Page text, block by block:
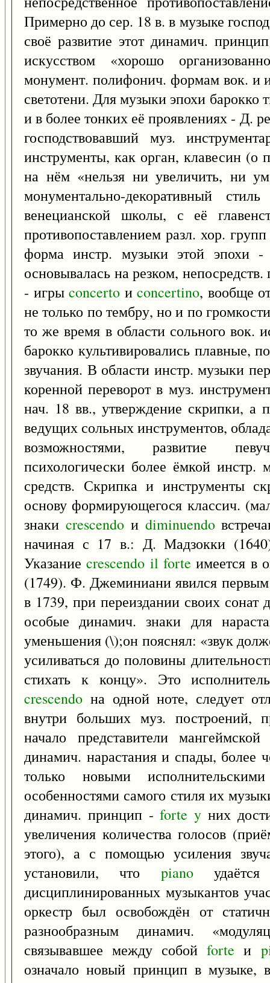
Примерно до сер. 18 в. в музыке
своё развитие этот динамич.
искусством «хорошо
монумент. полифонич. формам вок. и
светотени. Для музыки эпохи барокко
и в более тонких её проявлениях - Д.
господствовавший муз.
инструменты, как орган, клавесин
на нём «нельзя ни увеличить, ни
монументально-декоративный
венецианской школы, с её
противопоставлением разл. хор.
форма инстр. музыки этой эпохи -
основывалась на резком,
- игрыconcerto иconcertino, вообще
не только по тембру, но и по
то же время в области сольного вок.
барокко культивировались плавные,
звучания. В области инстр. музыки
коренной переворот в муз.
нач. 18 вв., утверждение скрипки, а
ведущих сольных инструментов,
возможностями, развитие
психологически более ёмкой инстр.
средств. Скрипка и инструменты
основу формирующегося классич.
знаки crescendoи diminuendo
начиная с 17 в.: Д. Мадзокки
Указаниеcrescendo il forte имеется в
(1749). Ф. Джеминиани явился
в 1739, при переиздании своих
особые динамич. знаки для
уменьшения (\);он пояснял: «звук
усиливаться до половины
стихать к концу». Это
crescendo на одной ноте, следует
внутри больших муз. построений,
начало представители
динамич. нарастания и спады, более
только новыми
особенностями самого стиля их
динамич. принцип -forte y них
увеличения количества голосов
этого), а с помощью усиления
установили, что piano
дисциплинированных музыкантов
оркестр был освобождён от
разнообразным динамич.
связывавшее между собойforte и
означало новый принцип в музыке,